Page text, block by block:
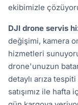
ekibimizle
DJI drone servis
değişimi, kamera
hizmetleri
drone'unuzun
detaylı arıza
satışımız ile